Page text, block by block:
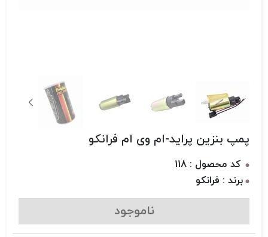
پمپ بنزین پراید-ام وی ام فرانکو
کد محصول : 118
برند : فرانکو
ناموجود